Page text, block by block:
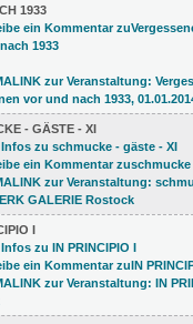
1933
- GÄSTE - XI
I